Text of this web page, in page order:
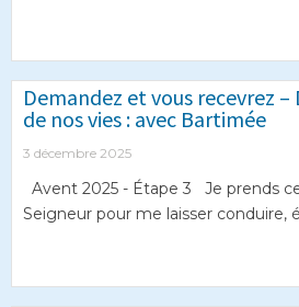
Demandez et vous recevrez
de nos vies : avec Bartimée
3 décembre 2025
Avent 2025 - Étape 3 Je prends
Seigneur pour me laisser conduire,